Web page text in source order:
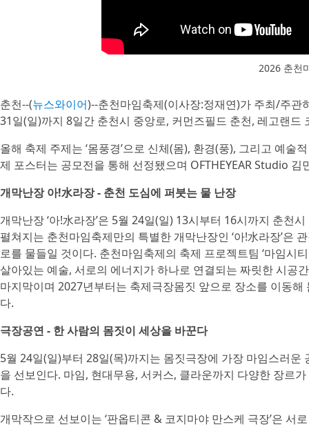
2026 춘천
춘천--(뉴스와이어)--춘천마임축제(이사장:정재연)가 주최/주관
31일(일)까지 8일간 춘천시 중앙로, 커먼즈필드 춘천, 레고랜
올해 축제 주제는 ‘몸풍경’으로 신체(몸), 환경(풍), 그리고 예
제 포스터는 공모전을 통해 선정됐으며 OFTHEYEAR Studio 김
개막난장 아!水라장 - 춘천 도심에 퍼붓는 물 난장
개막난장 ‘아!水라장’은 5월 24일(일) 13시부터 16시까지 춘천
펼쳐지는 춘천마임축제만의 특별한 개막난장인 ‘아!水라장’은
로를 물들일 것이다. 춘천마임축제의 축제 프로젝트팀 ‘마임시
살아있는 예술, 서로의 에너지가 하나로 연결되는 짜릿한 시공
마지막이며 2027년부터는 축제극장몸짓 앞으로 장소를 이동
다.
극장공연 - 한 사람의 몸짓이 세상을 바꾼다
5월 24일(일)부터 28일(목)까지는 몸짓극장에 가장 마임스러
을 선보인다. 마임, 현대무용, 서커스, 클라운까지 다양한 장르
다.
개막작으로 선보이는 ‘판옵티콘 & 코지마야 만스케 극장’은